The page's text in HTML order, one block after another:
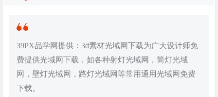
39PX品学网提供：3d素材光域网下载为广大设计师免
费提供光域网下载，如各种射灯光域网，筒灯光域
网，壁灯光域网，路灯光域网等常用通用光域网免费
下载。